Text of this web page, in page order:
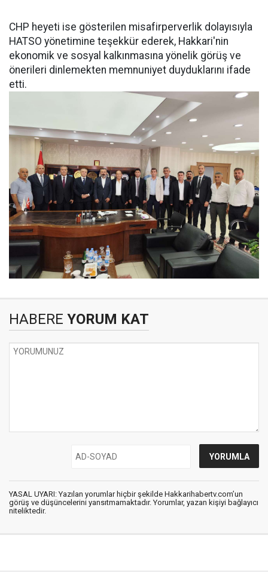
CHP heyeti ise gösterilen misafirperverlik dolayısıyla
HATSO yönetimine teşekkür ederek, Hakkari'nin
ekonomik ve sosyal kalkınmasına yönelik görüş ve
önerileri dinlemekten memnuniyet duyduklarını ifade
etti.
HABERE YORUM KAT
YASAL UYARI: Yazılan yorumlar hiçbir şekilde Hakkarihabertv.com’un
görüş ve düşüncelerini yansıtmamaktadır. Yorumlar, yazan kişiyi bağlayıcı
niteliktedir.